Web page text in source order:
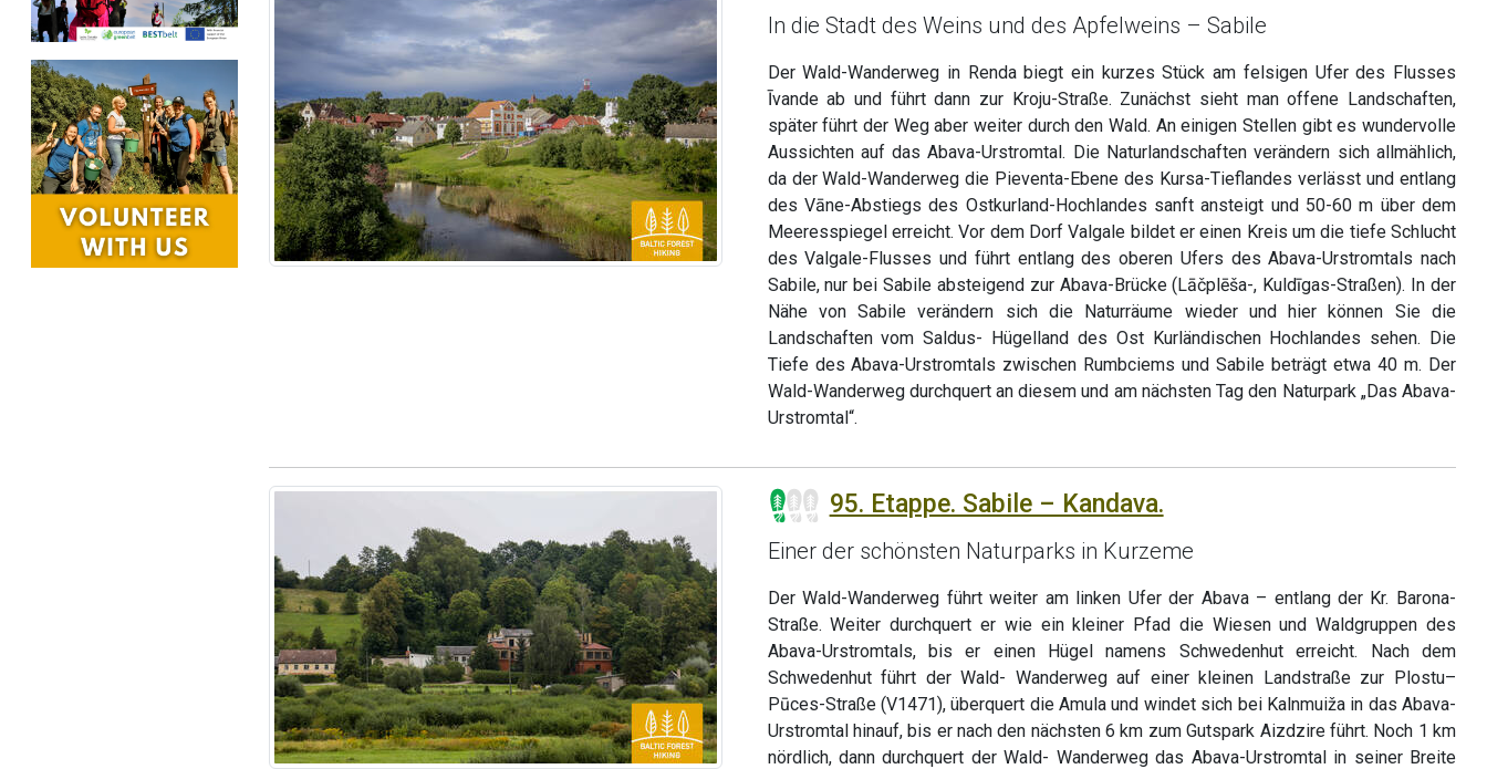
In die Stadt des Weins und des Apfelweins – Sabile
Der Wald-Wanderweg in Renda biegt ein kurzes Stück am felsigen Ufer des Flusses
Īvande ab und führt dann zur Kroju-Straße. Zunächst sieht man offene Landschaften,
später führt der Weg aber weiter durch den Wald. An einigen Stellen gibt es wundervolle
Aussichten auf das Abava-Urstromtal. Die Naturlandschaften verändern sich allmählich,
da der Wald-Wanderweg die Pieventa-Ebene des Kursa-Tieflandes verlässt und entlang
des Vāne-Abstiegs des Ostkurland-Hochlandes sanft ansteigt und 50-60 m über dem
Meeresspiegel erreicht. Vor dem Dorf Valgale bildet er einen Kreis um die tiefe Schlucht
des Valgale-Flusses und führt entlang des oberen Ufers des Abava-Urstromtals nach
Sabile, nur bei Sabile absteigend zur Abava-Brücke (Lāčplēša-, Kuldīgas-Straßen). In der
Nähe von Sabile verändern sich die Naturräume wieder und hier können Sie die
Landschaften vom Saldus- Hügelland des Ost Kurländischen Hochlandes sehen. Die
Tiefe des Abava-Urstromtals zwischen Rumbciems und Sabile beträgt etwa 40 m. Der
Wald-Wanderweg durchquert an diesem und am nächsten Tag den Naturpark „Das Abava-
Urstromtal“.
95. Etappe. Sabile – Kandava.
Einer der schönsten Naturparks in Kurzeme
Der Wald-Wanderweg führt weiter am linken Ufer der Abava – entlang der Kr. Barona-
Straße. Weiter durchquert er wie ein kleiner Pfad die Wiesen und Waldgruppen des
Abava-Urstromtals, bis er einen Hügel namens Schwedenhut erreicht. Nach dem
Schwedenhut führt der Wald- Wanderweg auf einer kleinen Landstraße zur Plostu–
Pūces-Straße (V1471), überquert die Amula und windet sich bei Kalnmuiža in das Abava-
Urstromtal hinauf, bis er nach den nächsten 6 km zum Gutspark Aizdzire führt. Noch 1 km
nördlich, dann durchquert der Wald- Wanderweg das Abava-Urstromtal in seiner Breite